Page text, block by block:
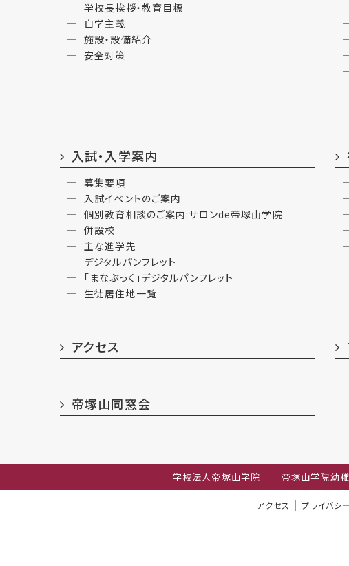
学校長挨拶・教育目標
自学主義
施設・設備紹介
安全対策
入試・入学案内
募集要項
入試イベントのご案内
個別教育相談のご案内:サロンde帝塚山学院
併設校
主な進学先
デジタルパンフレット
「まなぶっく」デジタルパンフレット
生徒居住地一覧
アクセス
帝塚山同窓会
学校法人帝塚山学院 帝塚山学院幼
アクセス プライバシ